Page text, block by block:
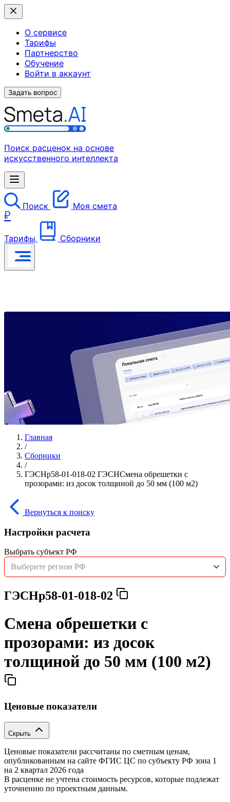
О сервисе
Тарифы
Партнерство
Обучение
Войти в аккаунт
Задать вопрос
Поиск расценок на основе
искусственного интеллекта
Поиск Моя смета
₽
Тарифы Сборники
Главная
/
Сборники
/
ГЭСНр58-01-018-02 ГЭСНСмена обрешетки с
прозорами: из досок толщиной до 50 мм (100 м2)
Вернуться к поиску
Настройки расчета
Выбрать субъект РФ
Выберите регион РФ
ГЭСНр58-01-018-02
Смена обрешетки с
прозорами: из досок
толщиной до 50 мм (100 м2)
Ценовые показатели
Скрыть
Ценовые показатели рассчитаны по сметным ценам,
опубликованным на сайте ФГИС ЦС по субъекту РФ зона 1
на 2 квартал 2026 года
В расценке не учтена стоимость ресурсов, которые подлежат
уточнению по проектным данным.